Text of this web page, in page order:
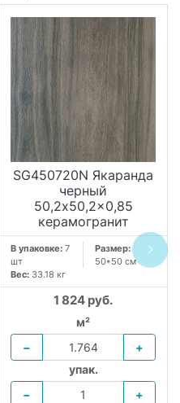
SG450720N Якаранда
черный
50,2x50,2x0,85
керамогранит
В упаковке: 7
шт
Размер:
50*50 см
Вес: 33.18 кг
1 824 руб.
м²
−
+
упак.
−
+